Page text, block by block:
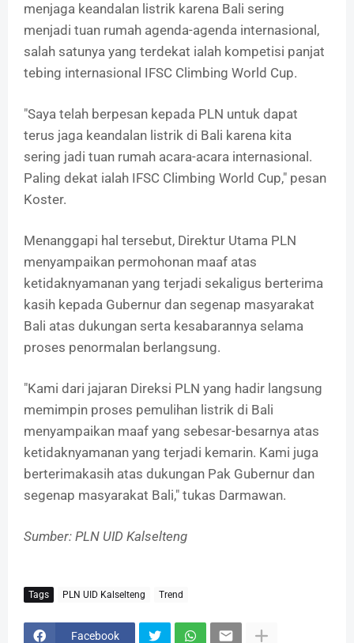
menjaga keandalan listrik karena Bali sering
menjadi tuan rumah agenda-agenda internasional,
salah satunya yang terdekat ialah kompetisi panjat
tebing internasional IFSC Climbing World Cup.
"Saya telah berpesan kepada PLN untuk dapat
terus jaga keandalan listrik di Bali karena kita
sering jadi tuan rumah acara-acara internasional.
Paling dekat ialah IFSC Climbing World Cup," pesan
Koster.
Menanggapi hal tersebut, Direktur Utama PLN
menyampaikan permohonan maaf atas
ketidaknyamanan yang terjadi sekaligus berterima
kasih kepada Gubernur dan segenap masyarakat
Bali atas dukungan serta kesabarannya selama
proses penormalan berlangsung.
"Kami dari jajaran Direksi PLN yang hadir langsung
memimpin proses pemulihan listrik di Bali
menyampaikan maaf yang sebesar-besarnya atas
ketidaknyamanan yang terjadi kemarin. Kami juga
berterimakasih atas dukungan Pak Gubernur dan
segenap masyarakat Bali," tukas Darmawan.
Sumber: PLN UID Kalselteng
Tags PLN UID Kalselteng Trend
Facebook